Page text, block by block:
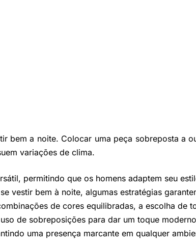
bem a noite. Colocar uma peça sobreposta a
variações de clima.
permitindo que os homens adaptem seu
vestir bem à noite, algumas estratégias
de cores equilibradas, a escolha de
de sobreposições para dar um toque
uma presença marcante em qualquer